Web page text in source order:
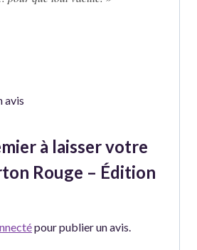
avis
à laisser votre
Rouge – Édition
pour publier un avis.